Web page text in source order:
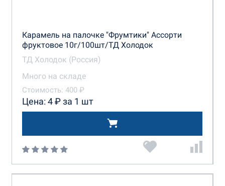
Карамель на палочке "Фрумтики" Ассорти
фруктовое 10г/100шт/ТД Холодок
ТД Холодок (Россия)
Много на складе
Стоимость: 400 ₽
Цена: 4 ₽ за 1 шт